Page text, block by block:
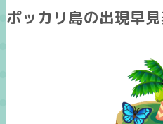
ポッカリ島の出現早